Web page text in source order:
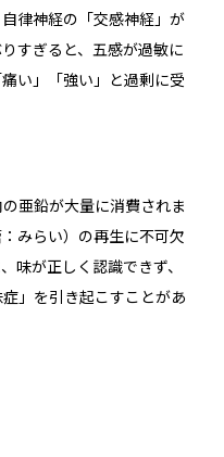
律神経の「交感神経」が
すぎると、五感が過敏に
い」「強い」と過剰に受
亜鉛が大量に消費されま
みらい）の再生に不可欠
味が正しく認識できず、
」を引き起こすことがあ